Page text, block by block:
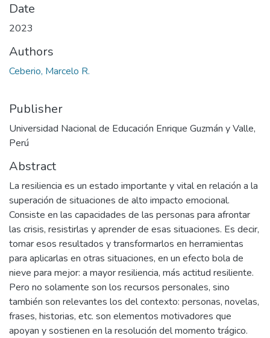
Date
2023
Authors
Ceberio, Marcelo R.
Publisher
Universidad Nacional de Educación Enrique Guzmán y Valle,
Perú
Abstract
La resiliencia es un estado importante y vital en relación a la
superación de situaciones de alto impacto emocional.
Consiste en las capacidades de las personas para afrontar
las crisis, resistirlas y aprender de esas situaciones. Es decir,
tomar esos resultados y transformarlos en herramientas
para aplicarlas en otras situaciones, en un efecto bola de
nieve para mejor: a mayor resiliencia, más actitud resiliente.
Pero no solamente son los recursos personales, sino
también son relevantes los del contexto: personas, novelas,
frases, historias, etc. son elementos motivadores que
apoyan y sostienen en la resolución del momento trágico.